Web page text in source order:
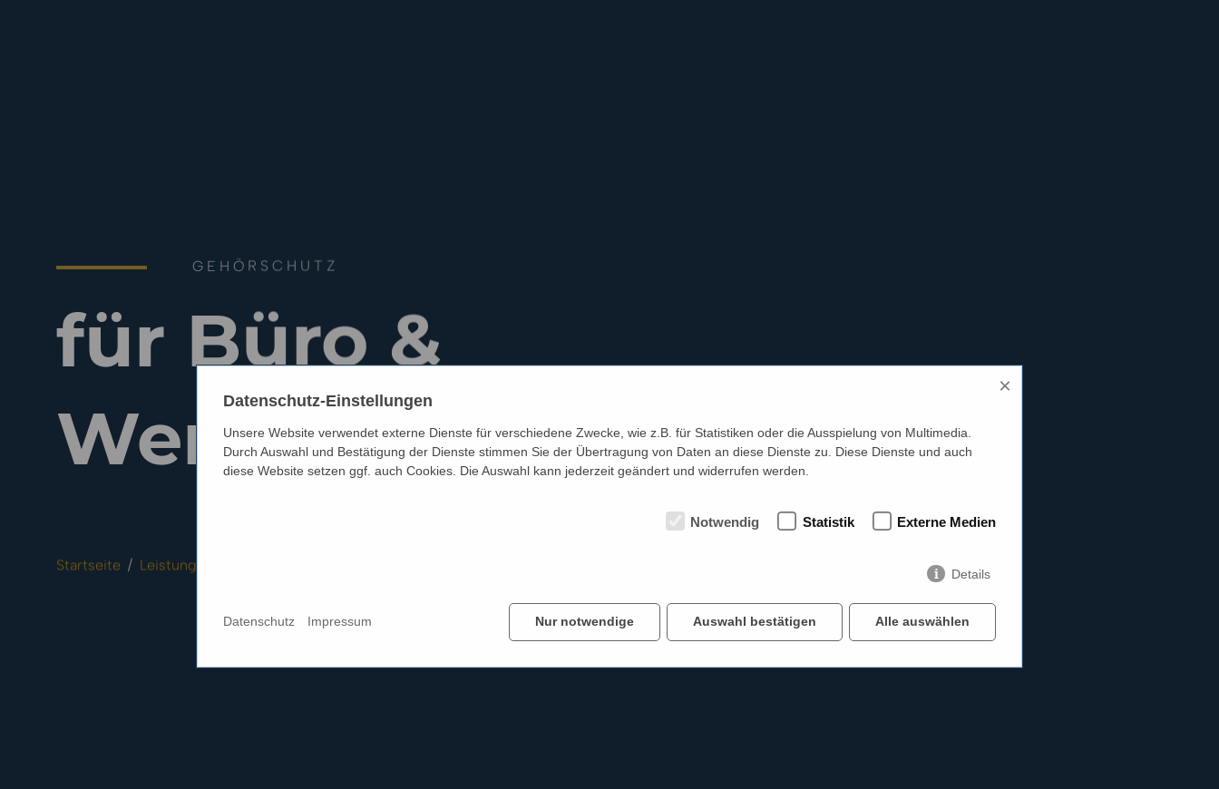
GEHÖRSCHUTZ
für Büro &
Werkstatt
Startseite Leistungen
Datenschutz-Einstellungen
×
Unsere Website verwendet externe Dienste für verschiedene Zwecke, wie z.B. für Statistiken oder die Ausspielung von Multimedia.
Durch Auswahl und Bestätigung der Dienste stimmen Sie der Übertragung von Daten an diese Dienste zu. Diese Dienste und auch
diese Website setzen ggf. auch Cookies. Die Auswahl kann jederzeit geändert und widerrufen werden.
Notwendig Statistik Externe Medien
Details
Nur notwendige Auswahl bestätigen Alle auswählen
Datenschutz Impressum